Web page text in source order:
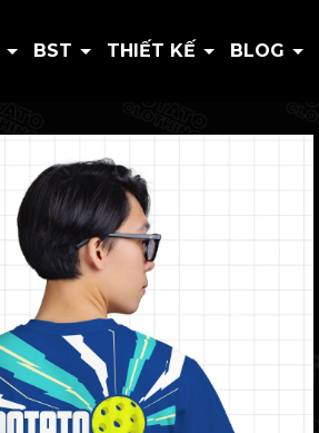
BST THIẾT KẾ BLOG